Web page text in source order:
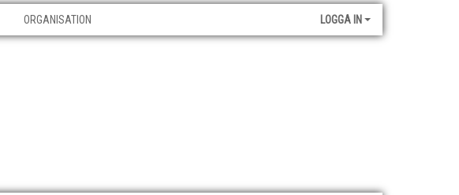
ORGANISATION LOGGA IN